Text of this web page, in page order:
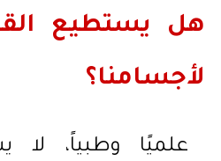
هل يستطيع
لأجسامنا؟
علميًا وطبياً، لا